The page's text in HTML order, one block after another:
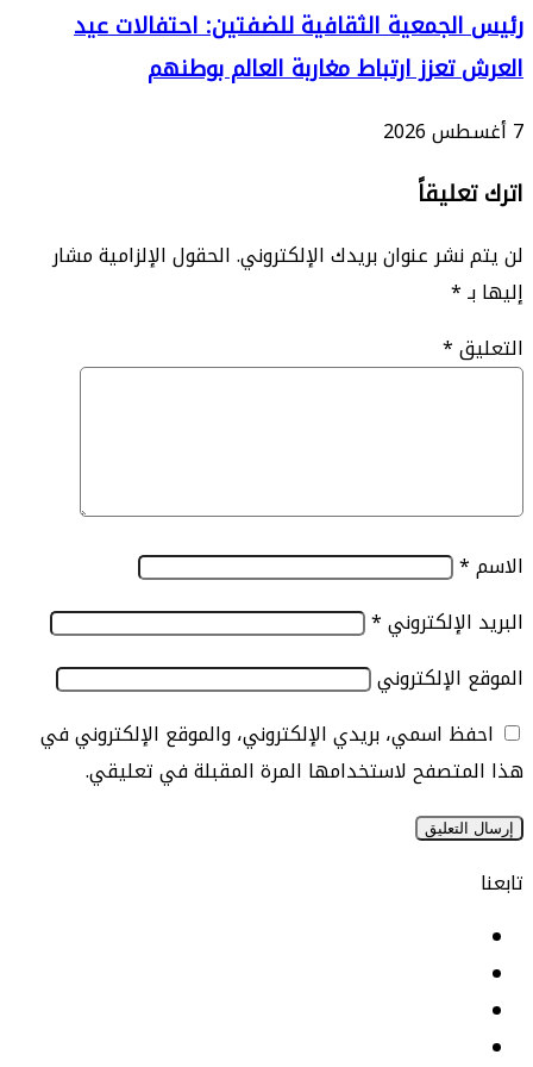
الثقافية للضفتين: احتفالات عيد
ارتباط مغاربة العالم بوطنهم
عنوان بريدك الإلكتروني.الحقول الإلزامية مشار
*
*
*
اسمي، بريدي الإلكتروني، والموقع الإلكتروني في
لاستخدامها المرة المقبلة في تعليقي.